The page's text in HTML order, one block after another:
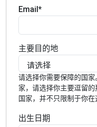
Email*
主要目的地
请选择你需要保障的国
家，请选择你主要逗留
国家，并不只限制于你在
出生日期